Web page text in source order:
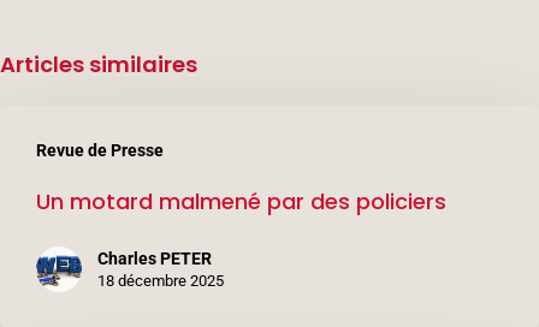
Articles similaires
Revue de Presse
motard
malmené
Un motard malmené par des policiers
Charles PETER
18 décembre 2025